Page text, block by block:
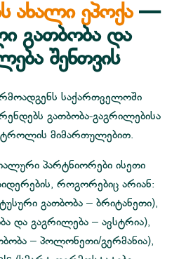
ახალი ეპოქა—
გათბობა და
შენთვის
საქართველოში
გათბობა-გაგრილებისა
მიმართულებით.
პარტნიორები ისეთი
როგორებიც არიან:
გათბობა – ბრიტანეთი),
და გაგრილება – ავსტრია),
– პოლონეთი/გერმანია),